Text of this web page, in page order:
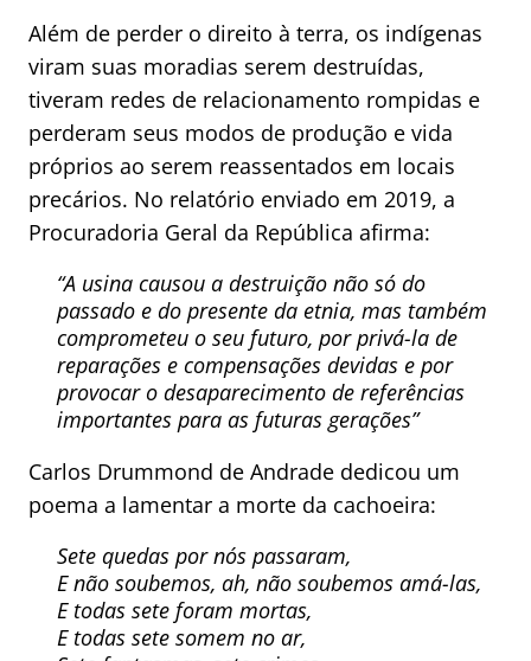
Além de perder o direito à terra, os indígenas
viram suas moradias serem destruídas,
tiveram redes de relacionamento rompidas e
perderam seus modos de produção e vida
próprios ao serem reassentados em locais
precários. No relatório enviado em 2019, a
Procuradoria Geral da República afirma:
“A usina causou a destruição não só do
passado e do presente da etnia, mas também
comprometeu o seu futuro, por privá-la de
reparações e compensações devidas e por
provocar o desaparecimento de referências
importantes para as futuras gerações”
Carlos Drummond de Andrade dedicou um
poema a lamentar a morte da cachoeira:
Sete quedas por nós passaram,
E não soubemos, ah, não soubemos amá-las,
E todas sete foram mortas,
E todas sete somem no ar,